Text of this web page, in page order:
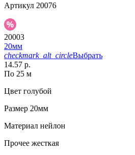
Артикул 20076
20003
20мм
checkmark_alt_circleВыбрать
14.57 р.
По 25 м
Цвет голубой
Размер 20мм
Материал нейлон
Прочее жесткая